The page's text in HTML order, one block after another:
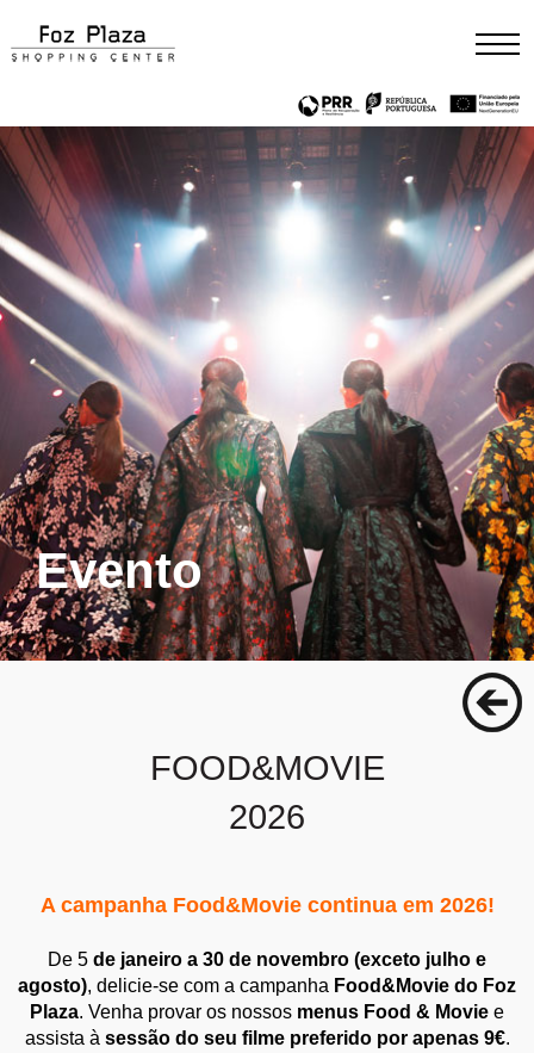
Evento
FOOD&MOVIE
2026
A campanha Food&Movie continua em 2026!
De 5 de janeiro a 30 de novembro (exceto julho e
agosto), delicie-se com a campanha Food&Movie do Foz
Plaza. Venha provar os nossos menus Food & Movie e
assista à sessão do seu filme preferido por apenas 9€.